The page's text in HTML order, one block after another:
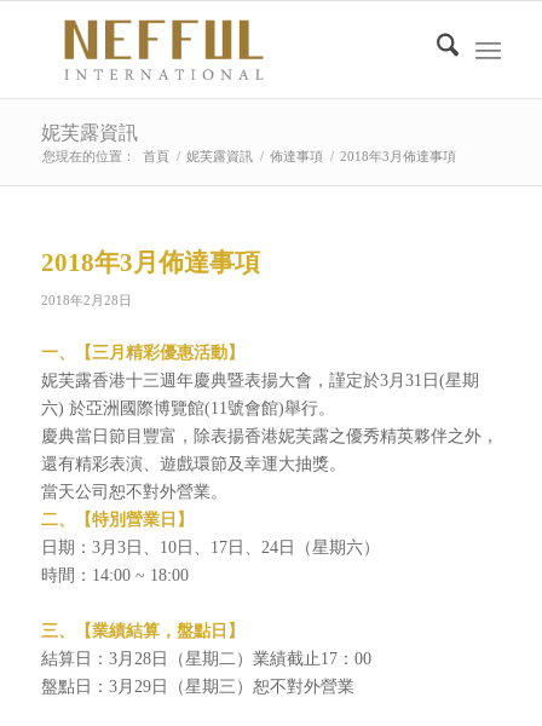
妮芙露資訊
您現在的位置： 首頁 / 妮芙露資訊 / 佈達事項 / 2018年3月佈達事項
2018年3月佈達事項
2018年2月28日
一、【 三 月精彩優惠活動】
妮芙露香港十三週年慶典暨表揚大會，謹定於3月31日(星期
六) 於亞洲國際博覽館(11號會館)舉行。
慶典當日節目豐富，除表揚香港妮芙露之優秀精英夥伴之外，
還有精彩表演、遊戲環節及幸運大抽獎。
當天公司恕不對外營業。
二、
【特別營業日】
日期：3月3日、10日、17日、24日（星期六）
時間：14:00 ~ 18:00
三、 【業績結算，盤點日 】
結算日：3月28日（星期二）業績截止17：00
盤點日：3月29日（星期三）恕不對外營業